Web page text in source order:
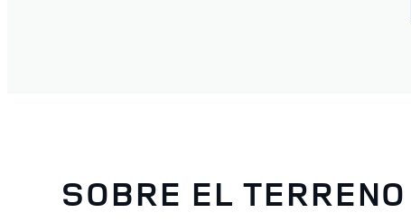
SOBRE EL TERRENO